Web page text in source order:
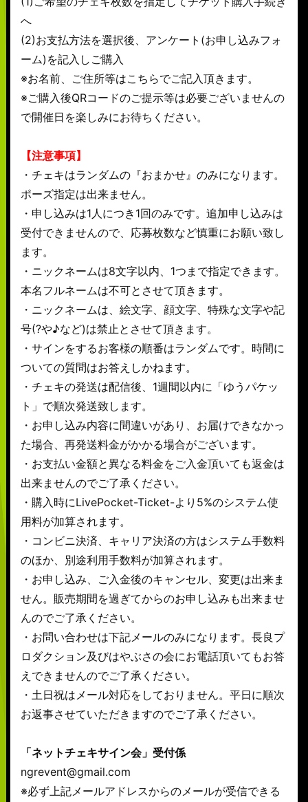
へ
(2)お支払方法を選択後、アンケート(お申し込みフォ
ーム)を記入しご購入
※お名前、ご住所等はこちらでご記入頂きます。
※ご購入後QRコードのご提示等は必要ございませんの
で開催日を楽しみにお待ちください。
【注意事項】
・チェキはランダムの『おまかせ』のみになります。
ポーズ指定は出来ません。
・申し込みは1人につき1回のみです。追加申し込みは
受付できませんので、応募枚数など慎重にお願い致し
ます。
・ニックネームは8文字以内、1つまで指定できます。
本名フルネームは不可とさせて頂きます。
・ニックネームは、絵文字、顔文字、特殊な文字や記
号(?や♪など)は禁止とさせて頂きます。
・サインをするお客様の順番はランダムです。時間に
ついての質問はお答えしかねます。
・チェキの発送は配信後、1週間以内に「ゆうパケッ
ト」で順次発送致します。
・お申し込み内容に間違いがあり、お届けできなかっ
た場合、再発送料金がかかる場合がございます。
・お支払い金額と異なる料金をご入金頂いても返金は
出来ませんのでご了承ください。
・購入時にLivePocket-Ticket-より5%のシステム使
用料が加算されます。
・コンビニ決済、キャリア決済の方はシステム手数料
のほか、別途利用手数料が加算されます。
・お申し込み、ご入金後のキャンセル、変更は出来ま
せん。販売期間を過ぎてからのお申し込みも出来ませ
んのでご了承ください。
・お問い合わせは下記メールのみになります。長良プ
ロダクション及びはやぶさの会にお電話頂いてもお答
えできませんのでご了承ください。
・土日祝はメール対応をしておりません。平日に順次
お返事させていただきますのでご了承ください。
「ネットチェキサイン会」受付係
ngrevent@gmail.com
※必ず上記メールアドレスからのメールが受信できる